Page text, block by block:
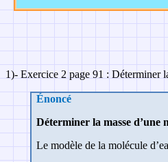
1)- Exercice 2 page 91 : Déterminer
Énoncé
Déterminer la masse d’une
Le modèle de la molécule